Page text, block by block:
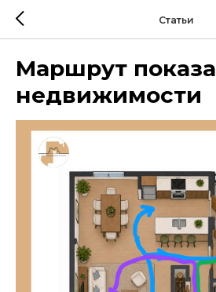
Статьи
Маршрут показа
недвижимости